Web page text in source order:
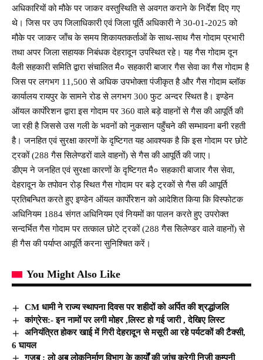
अधिकारियों को मौके पर जाकर वस्तुस्थिति से अवगत कराने के निर्देश दिए गए
थे। जिस पर उप जिलाधिकारी एवं जिला पूर्ति अधिकारी ने 30-01-2025 को
मौके पर जाकर जाँच के समय शिकायतकर्ताओं के साथ-साथ गैस गोदाम प्रभारी
तथा अपर जिला सहायक निबंधक देहरादून उपस्थित रहे। यह गैस गोदाम दून
वैली सहकारी समिति द्वारा संचालित मै० सहकारी बाजार गैस सेवा का गैस गोदाम है
जिस पर लगभग 11,500 से अधिक उपभोक्ता पंजीकृत है और गैस गोदाम ब्लॉक
कार्यालय रायपुर के सामने रोड से लगभग 300 फुट अन्दर स्थित है। इण्डेन
ऑयल कार्पाेरेशन द्वारा इस गोदाम पर 360 वाले बड़े वाहनों से गैस की आपूर्ति की
जा रही है जिससे उस गली के भवनों को नुकसान पहुँचने की सम्भावना बनी रहती
है। जनहित एवं सुरक्षा कारणों के दृष्टिगत यह आवश्यक है कि इस गोदाम पर छोटे
ट्रकों (288 गैस सिलेण्डरों वाले वाहनों) से गैस की आपूर्ति की जाए।
डीएम ने जनहित एवं सुरक्षा कारणों के दृष्टिगत मै० सहकारी बाजार गैस सेवा,
देहरादून के तपोवन रोड़ स्थित गैस गोदाम पर बड़े ट्रकों से गैस की आपूर्ति
प्रतिबन्धित करते हुए इण्डेन ऑयल कार्पाेरेशन को आदेशित किया कि विस्फोटक
अधिनियम 1884 संगत अधिनियम एवं नियमों का पालन करते हुए उपरोक्त
सन्दर्भित गैस गोदाम पर तत्काल छोटे ट्रकों (288 गैस सिलेण्डर वाले वाहनों) से
ही गैस की पर्याप्त आपूर्ति करना सुनिश्चित करें।
You Might Also Like
CM धामी ने राज्य स्थापना दिवस पर शहीदों को अर्पित की श्रद्धांजलि
कांग्रेस:- इन नामों पर लगी मोहर ,लिस्ट हो गई जारी , देखिए लिस्ट
अनियंत्रित होकर खाई में गिरी देहरादून से मसूरी आ रहे पर्यटकों की टैक्सी,
6 घायल
गज़ब : लो अब लोकनिर्माण विभाग के कार्यों की जांच करेगी निजी कम्पनी